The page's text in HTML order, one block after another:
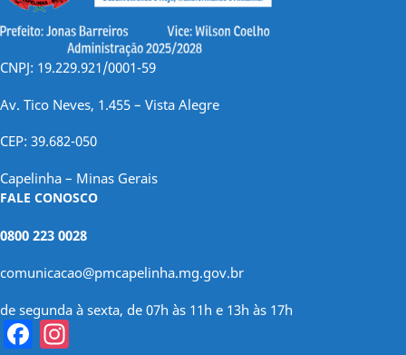
CNPJ: 19.229.921/0001-59
Av. Tico Neves, 1.455 – Vista Alegre
CEP: 39.682-050
Capelinha – Minas Gerais
FALE CONOSCO
0800 223 0028
comunicacao@pmcapelinha.mg.gov.br
de segunda à sexta, de 07h às 11h e 13h às 17h
Facebook